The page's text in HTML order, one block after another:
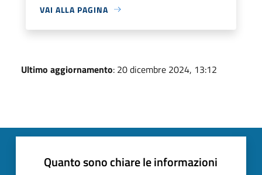
VAI ALLA PAGINA
Ultimo aggiornamento: 20 dicembre 2024, 13:12
Quanto sono chiare le informazioni